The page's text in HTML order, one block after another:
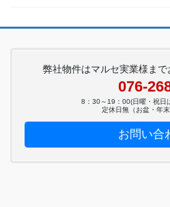
弊社物件はマルセ実業様ま
076-
8：30～19：00(日曜・祝日
定休日無（お盆・年末
お問い合